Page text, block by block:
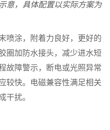
意，具体配置以实际方案为
喷涂，附着力良好，更好的
圈加防水接头，减少进水短
故障警示，断电或光照异常
较快。电磁兼容性满足相关
干扰。